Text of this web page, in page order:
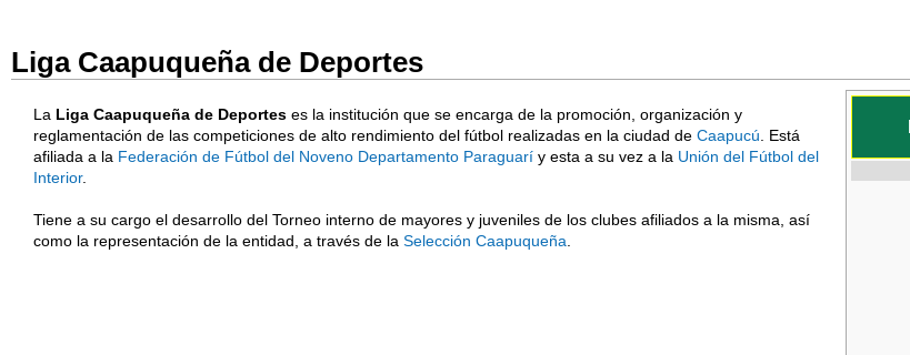
Liga Caapuqueña de Deportes
La Liga Caapuqueña de Deportes es la institución que se encarga de la promoción, organización y
reglamentación de las competiciones de alto rendimiento del fútbol realizadas en la ciudad de Caapucú . Está
afiliada a la Federación de Fútbol del Noveno Departamento Paraguarí y esta a su vez a la Unión del Fútbol del
Interior.
Tiene a su cargo el desarrollo del Torneo interno de mayores y juveniles de los clubes afiliados a la misma, así
como la representación de la entidad, a través de la Selección Caapuqueña